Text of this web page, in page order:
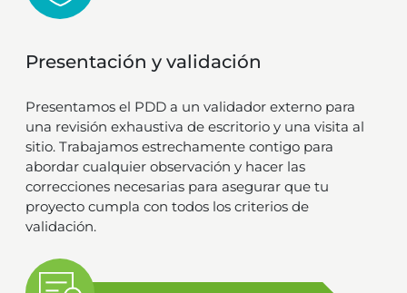
Presentación y validación
Presentamos el PDD a un validador externo para
una revisión exhaustiva de escritorio y una visita al
sitio. Trabajamos estrechamente contigo para
abordar cualquier observación y hacer las
correcciones necesarias para asegurar que tu
proyecto cumpla con todos los criterios de
validación.